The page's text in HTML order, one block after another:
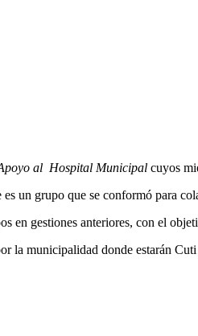
al Hospital Municipal cuyos
un grupo que se conformó para
en gestiones anteriores, con el
la municipalidad donde estarán